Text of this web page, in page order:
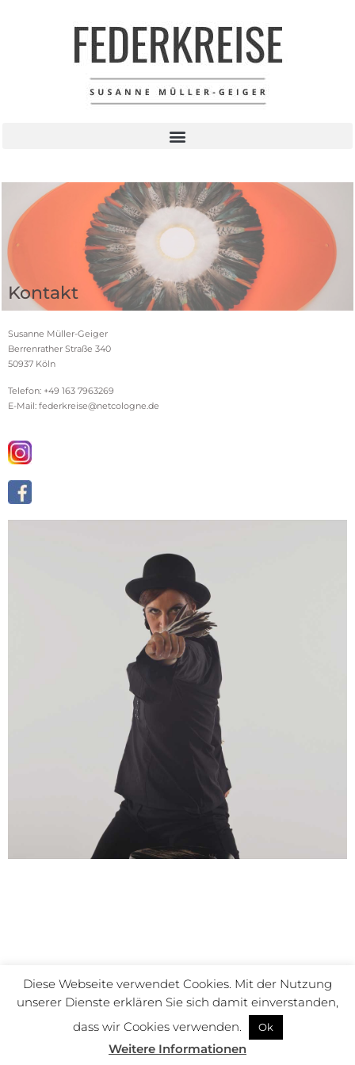
Kontakt
Susanne Müller-Geiger
Berrenrather Straße 340
50937 Köln
Telefon: +49 163 7963269
E-Mail: federkreise@netcologne.de
© Susanne Müller-Geiger – All Rights Reserved 2022
Kontakt Impressum Datenschutz
Diese Webseite verwendet Cookies. Mit der Nutzung
unserer Dienste erklären Sie sich damit einverstanden,
dass wir Cookies verwenden.
Ok
Weitere Informationen